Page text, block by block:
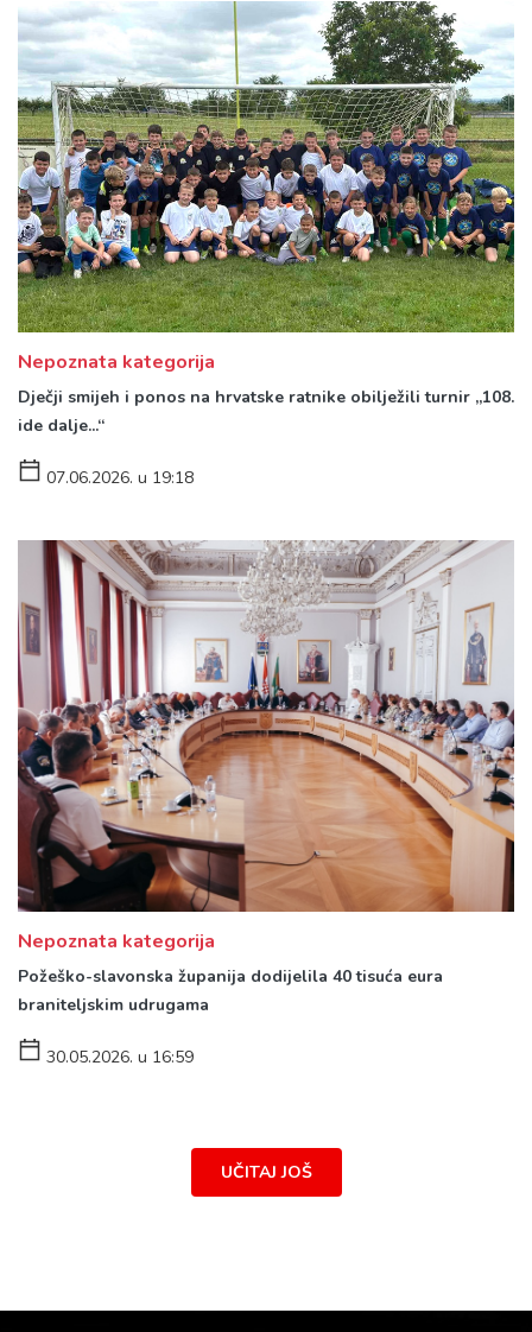
Nepoznata kategorija
Dječji smijeh i ponos na hrvatske ratnike obilježili turnir „108.
ide dalje...“
07.06.2026. u 19:18
Nepoznata kategorija
Požeško-slavonska županija dodijelila 40 tisuća eura
braniteljskim udrugama
30.05.2026. u 16:59
UČITAJ JOŠ